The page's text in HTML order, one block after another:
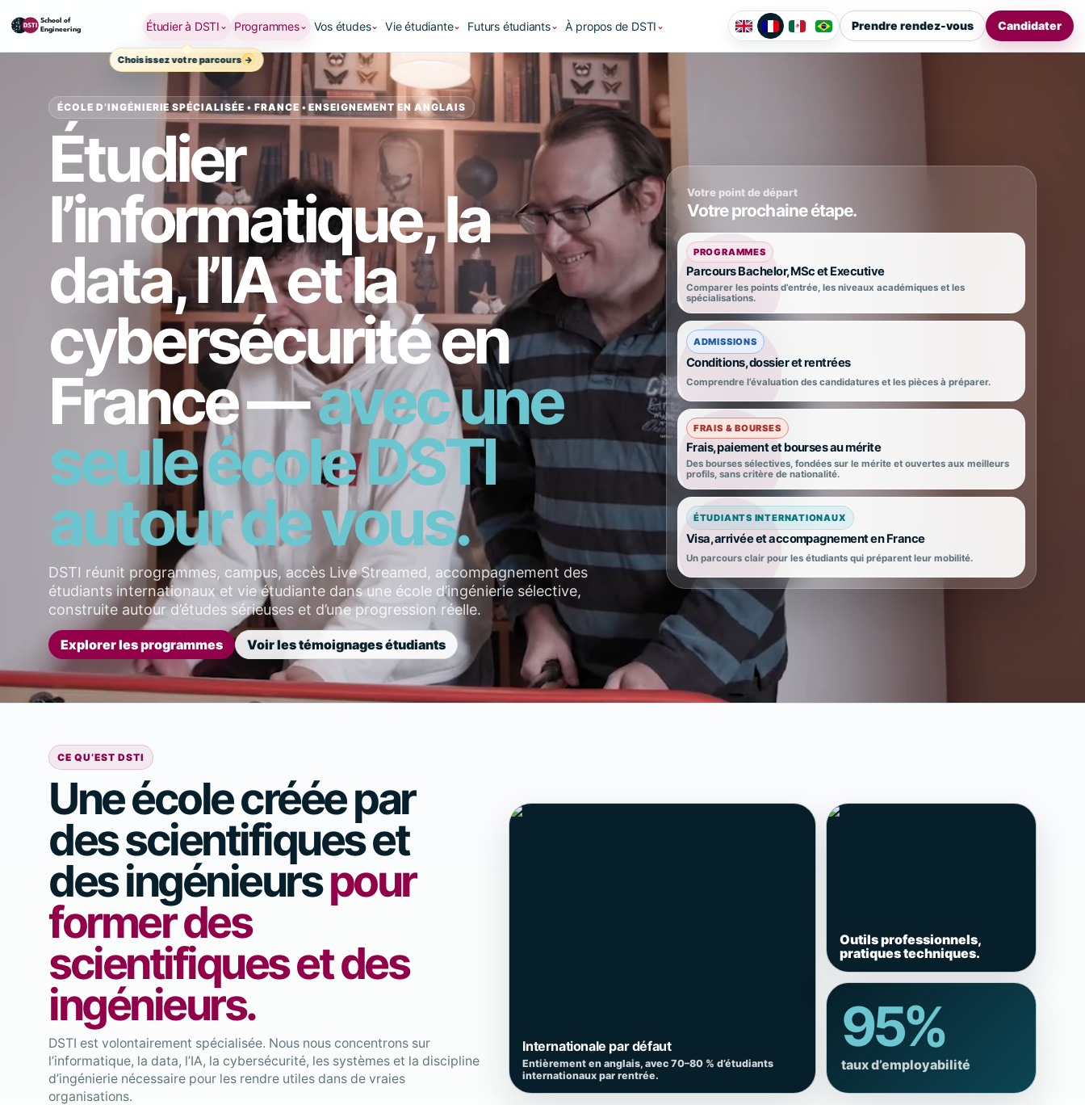
Étudier à DSTI ⌄
Choisissez votre parcours
Programmes⌄ Vos études⌄ Vie étudiante⌄ Futurs étudiants⌄ À propos de DSTI ⌄ Prendre rendez-vous Candidater
ÉCOLE D’INGÉNIERIE SPÉCIALISÉE • FRANCE • ENSEIGNEMENT EN ANGLAIS
Étudier
l’informatique, la
data, l’IA et la
cybersécurité en
France —avec une
seule école DSTI
autour de vous.
DSTI réunit programmes, campus, accès Live Streamed, accompagnement des
étudiants internationaux et vie étudiante dans une école d’ingénierie sélective,
construite autour d’études sérieuses et d’une progression réelle.
Explorer les programmes Voir les témoignages étudiants
Votre point de départ
Votre prochaine étape.
PROGRAMMES
Parcours Bachelor, MSc et Executive
Comparer les points d’entrée, les niveaux académiques et les
spécialisations.
ADMISSIONS
Conditions, dossier et rentrées
Comprendre l’évaluation des candidatures et les pièces à préparer.
FRAIS & BOURSES
Frais, paiement et bourses au mérite
Des bourses sélectives, fondées sur le mérite et ouvertes aux meilleurs
profils, sans critère de nationalité.
ÉTUDIANTS INTERNATIONAUX
Visa, arrivée et accompagnement en France
Un parcours clair pour les étudiants qui préparent leur mobilité.
CE QU’EST DSTI
Une école créée par
des scientifiques et
des ingénieurspour
former des
scientifiques et des
ingénieurs.
DSTI est volontairement spécialisée. Nous nous concentrons sur
l’informatique, la data, l’IA, la cybersécurité, les systèmes et la discipline
d’ingénierie nécessaire pour les rendre utiles dans de vraies
organisations.
Internationale par défaut
Entièrement en anglais, avec 70–80 % d’étudiants
internationaux par rentrée.
Outils professionnels,
pratiques techniques.
95%
taux d’employabilité